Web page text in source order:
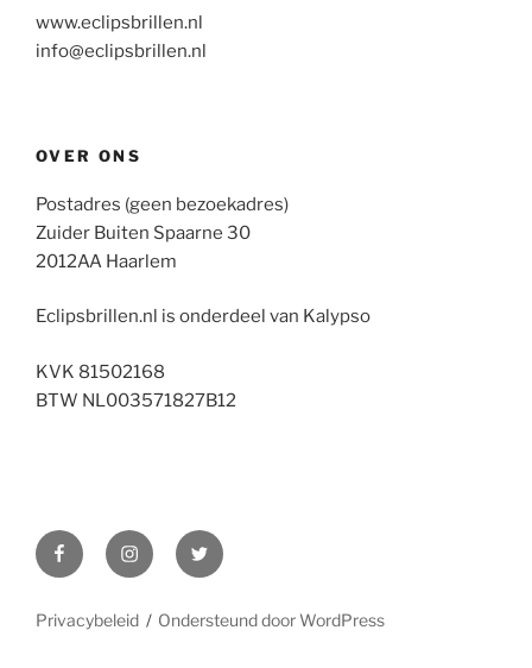
www.eclipsbrillen.nl
info@eclipsbrillen.nl
OVER ONS
Postadres (geen bezoekadres)
Zuider Buiten Spaarne 30
2012AA Haarlem
Eclipsbrillen.nl is onderdeel van Kalypso
KVK 81502168
BTW NL003571827B12
FacebookInstagramTwitter
Privacybeleid Ondersteund door WordPress